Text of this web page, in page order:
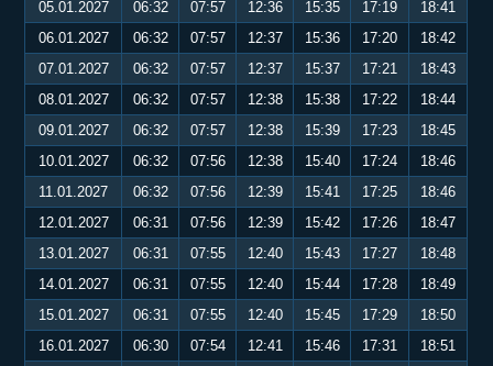
05.01.2027
06:32 07:57 12:36 15:35 17:19
18:41
06.01.2027
06:32 07:57 12:37 15:36 17:20
18:42
07.01.2027
06:32 07:57 12:37 15:37 17:21
18:43
08.01.2027
06:32 07:57 12:38 15:38 17:22
18:44
09.01.2027
06:32 07:57 12:38 15:39 17:23
18:45
10.01.2027
06:32 07:56 12:38 15:40 17:24
18:46
11.01.2027
06:32 07:56 12:39 15:41 17:25
18:46
12.01.2027
06:31 07:56 12:39 15:42 17:26
18:47
13.01.2027
06:31 07:55 12:40 15:43 17:27
18:48
14.01.2027
06:31 07:55 12:40 15:44 17:28
18:49
15.01.2027
06:31 07:55 12:40 15:45 17:29
18:50
16.01.2027
06:30 07:54 12:41 15:46 17:31
18:51